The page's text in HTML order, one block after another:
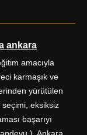
ankara
amacıyla
karmaşık ve
yürütülen
eksiksiz
başarıyı